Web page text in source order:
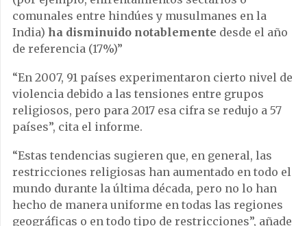
comunales entre hindúes y musulmanes en la
India) ha disminuido notablemente desde el año
de referencia (17%)”
“En 2007, 91 países experimentaron cierto nivel de
violencia debido a las tensiones entre grupos
religiosos, pero para 2017 esa cifra se redujo a 57
países”, cita el informe.
“Estas tendencias sugieren que, en general, las
restricciones religiosas han aumentado en todo el
mundo durante la última década, pero no lo han
hecho de manera uniforme en todas las regiones
geográficas o en todo tipo de restricciones”, añade